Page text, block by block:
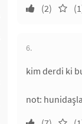
(2)
6.
kim derdi ki
not: